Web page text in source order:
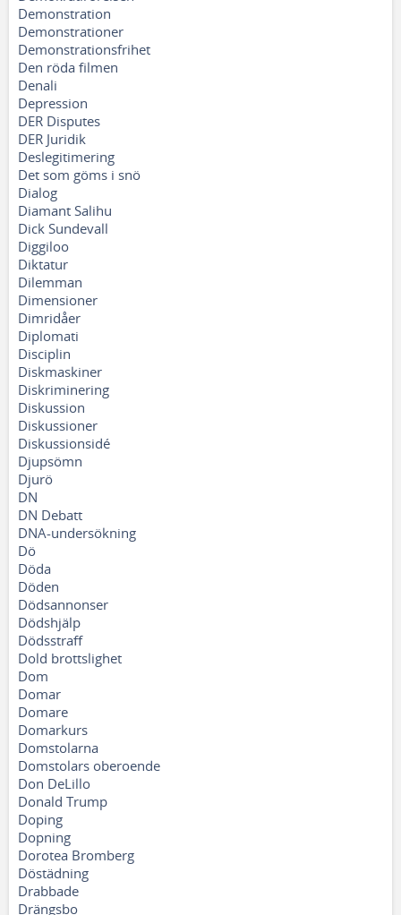
Demonstration
Demonstrationer
Demonstrationsfrihet
Den röda filmen
Denali
Depression
DER Disputes
DER Juridik
Deslegitimering
Det som göms i snö
Dialog
Diamant Salihu
Dick Sundevall
Diggiloo
Diktatur
Dilemman
Dimensioner
Dimridåer
Diplomati
Disciplin
Diskmaskiner
Diskriminering
Diskussion
Diskussioner
Diskussionsidé
Djupsömn
Djurö
DN
DN Debatt
DNA-undersökning
Dö
Döda
Döden
Dödsannonser
Dödshjälp
Dödsstraff
Dold brottslighet
Dom
Domar
Domare
Domarkurs
Domstolarna
Domstolars oberoende
Don DeLillo
Donald Trump
Doping
Dopning
Dorotea Bromberg
Döstädning
Drabbade
Drängsbo